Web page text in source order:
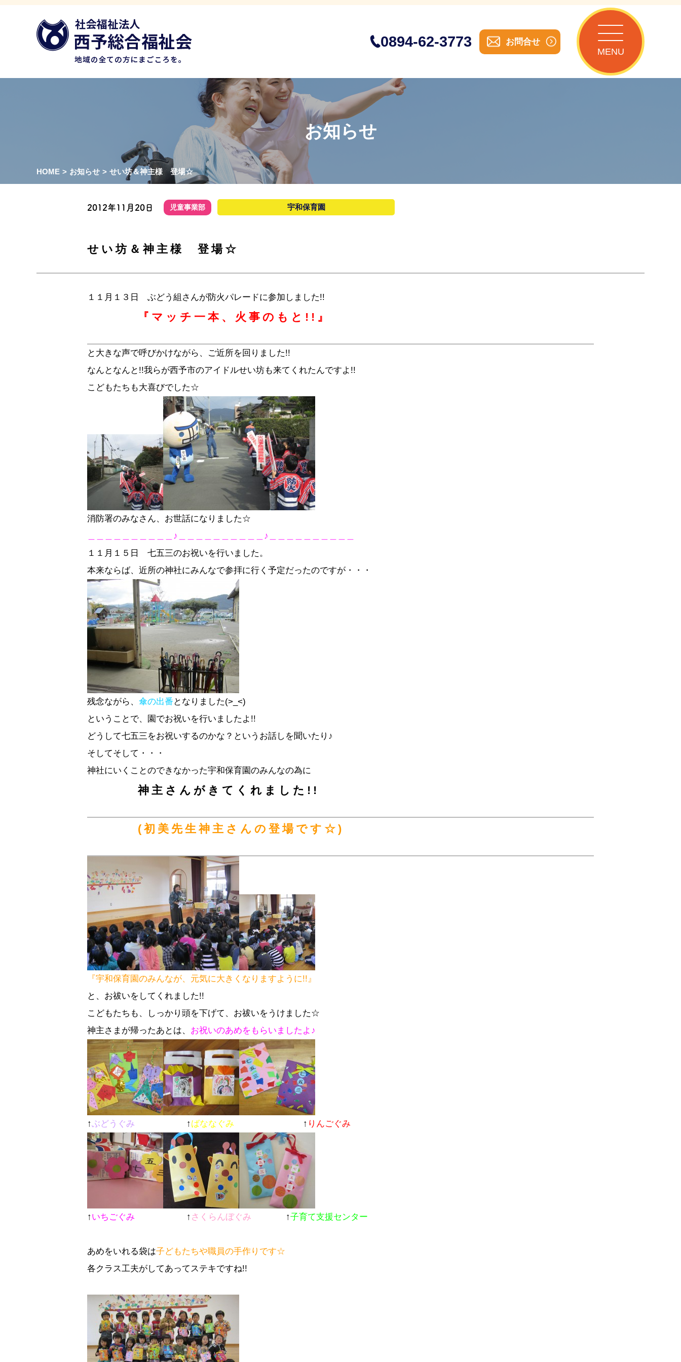
0894-62-3773 お問合せ
MENU
お知らせ
HOME > お知らせ > せい坊＆神主様 登場☆
2012年11月20日 児童事業部 宇和保育園
せい坊＆神主様 登場☆
１１月１３日 ぶどう組さんが防火パレードに参加しました!!
『マッチ一本、火事のもと!!』
と大きな声で呼びかけながら、ご近所を回りました!!
なんとなんと!!我らが西予市のアイドルせい坊も来てくれたんですよ!!
こどもたちも大喜びでした☆
消防署のみなさん、お世話になりました☆
＿＿＿＿＿＿＿＿＿＿♪＿＿＿＿＿＿＿＿＿＿♪＿＿＿＿＿＿＿＿＿＿
１１月１５日 七五三のお祝いを行いました。
本来ならば、近所の神社にみんなで参拝に行く予定だったのですが・・・
残念ながら、 傘の出番 となりました(>_<)
ということで、園でお祝いを行いましたよ!!
どうして七五三をお祝いするのかな？というお話しを聞いたり♪
そしてそして・・・
神社にいくことのできなかった宇和保育園のみんなの為に
神主さんがきてくれました!!
(初美先生神主さんの登場です☆)
『宇和保育園のみんなが、元気に大きくなりますように!!』
と、お祓いをしてくれました!!
こどもたちも、しっかり頭を下げて、お祓いをうけました☆
神主さまが帰ったあとは、 お祝いのあめをもらいましたよ♪
↑ぶどうぐみ ↑ばななぐみ ↑ りんごぐみ
↑いちごぐみ ↑ さくらんぼぐみ ↑子育て支援センター
あめをいれる袋は子どもたちや職員の手作りです☆
各クラス工夫がしてあってステキですね!!